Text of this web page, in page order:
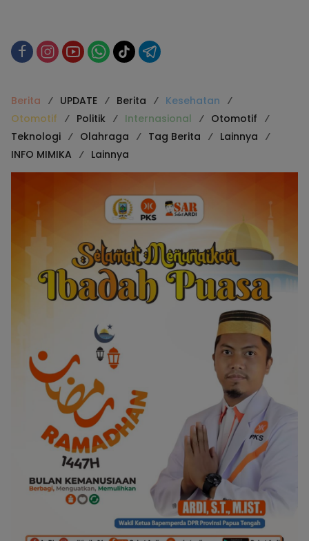
Berita UPDATE Berita
Kesehatan
Otomotif
Politik Internasional
Otomotif
Teknologi
Olahraga Tag Berita
Lainnya
INFO MIMIKA
Lainnya